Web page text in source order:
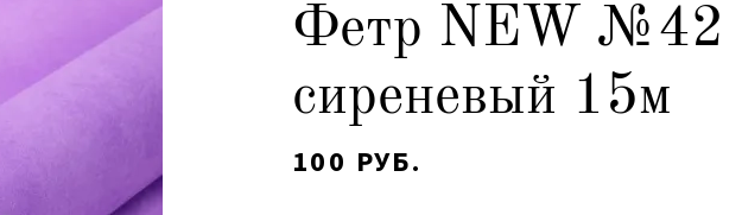
Фетр NEW №42
сиреневый 15м
100 РУБ.